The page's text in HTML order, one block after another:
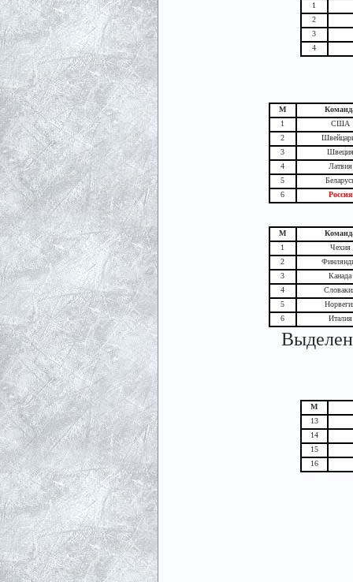
1
2
3
4
М
1
США
2
3
Швеция
4
Латвия
5
6
Россия
М
1
Чехия
2
3
Канада
4
5
6
Италия
М
13
14
15
16